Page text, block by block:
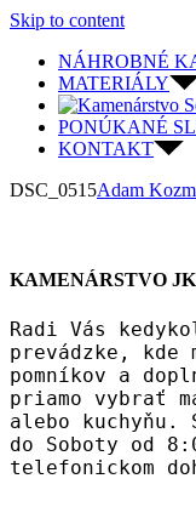
Skip to content
NÁHROBNÉ
MATERIÁLY
PONÚKANÉ
KONTAKT
DSC_0515Adam
KAMENÁRSTVO
Radi Vás
prevádzke, kde
pomníkov a
priamo vybrať
alebo kuchyňu.
do Soboty od
telefonickom